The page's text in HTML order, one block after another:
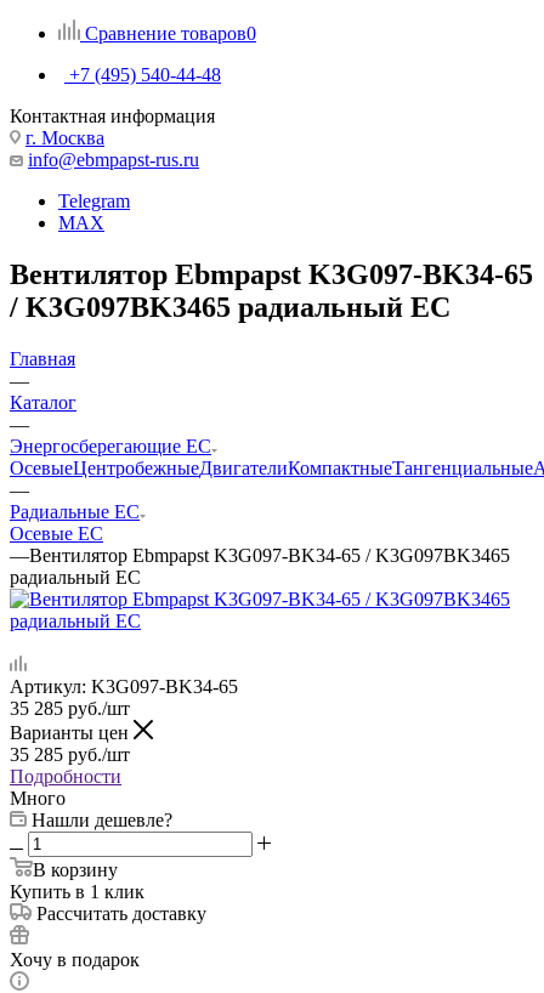
Сравнение товаров0
+7 (495) 540-44-48
Контактная информация
г. Москва
info@ebmpapst-rus.ru
Telegram
MAX
Вентилятор Ebmpapst K3G097-BK34-65
/ K3G097BK3465 радиальный EC
Главная
—
Каталог
—
Энергосберегающие EC
ОсевыеЦентробежныеДвигателиКомпактныеТангенциальные
—
Радиальные EC
Осевые EC
—Вентилятор Ebmpapst K3G097-BK34-65 / K3G097BK3465
радиальный EC
Артикул: K3G097-BK34-65
35 285 руб./шт
Варианты цен
35 285 руб./шт
Подробности
Много
Нашли дешевле?
В корзину
Купить в 1 клик
Рассчитать доставку
Хочу в подарок